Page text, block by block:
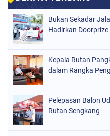
Bukan Sekadar
Hadirkan
Kepala Rutan
dalam Rangka
Pelepasan Balon
Rutan Sengkang